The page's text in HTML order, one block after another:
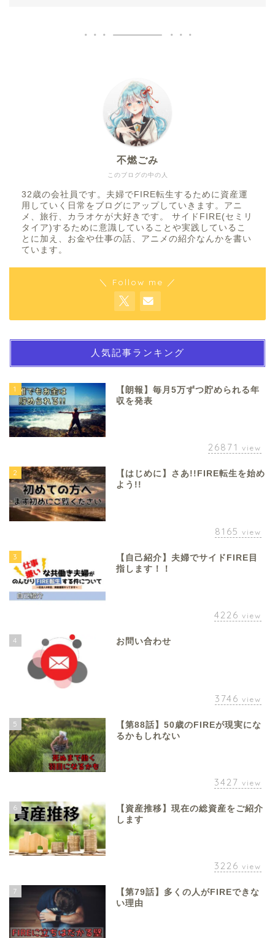
このブログの中の人
不燃ごみ
32歳の会社員です。夫婦でFIRE転生するために資産運
用していく日常をブログにアップしていきます。アニ
メ、旅行、カラオケが大好きです。 サイドFIRE(セミリ
タイア)するために意識していることや実践しているこ
とに加え、お金や仕事の話、アニメの紹介なんかを書い
ています。
＼ Follow me ／
人気記事ランキング
1
【朗報】毎月5万ずつ貯められる年
収を発表
26871 view
2
【はじめに】さあ!!FIRE転生を始め
よう!!
8165 view
3
【自己紹介】夫婦でサイドFIRE目
指します！！
4226 view
4 お問い合わせ
3746 view
5
【第88話】50歳のFIREが現実にな
るかもしれない
3427 view
6
【資産推移】現在の総資産をご紹介
します
3226 view
7
【第79話】多くの人がFIREできな
い理由